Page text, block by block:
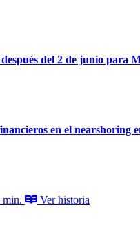
del 2 de junio para
en el nearshoring
min. Ver historia